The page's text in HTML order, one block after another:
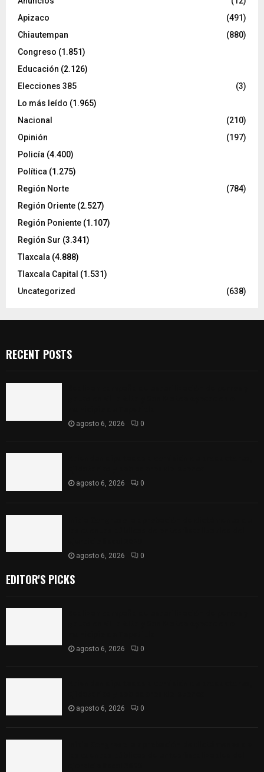
Apizaco
(491)
Chiautempan
(880)
Congreso (1.851)
Educación (2.126)
Elecciones 385
(3)
Lo más leído (1.965)
Nacional
(210)
Opinión
(197)
Policía (4.400)
Política (1.275)
Región Norte
(784)
Región Oriente (2.527)
Región Poniente (1.107)
Región Sur (3.341)
Tlaxcala (4.888)
Tlaxcala Capital (1.531)
Uncategorized
(638)
RECENT POSTS
agosto 6, 2026 0
agosto 6, 2026 0
agosto 6, 2026 0
EDITOR'S PICKS
agosto 6, 2026 0
agosto 6, 2026 0